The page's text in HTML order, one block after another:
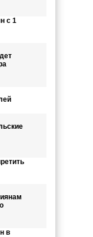
с 1
в